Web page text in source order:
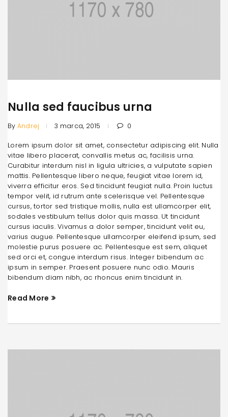
Nulla sed faucibus urna
By Andrej 3 marca, 2015 0
Lorem ipsum dolor sit amet, consectetur adipiscing elit. Nulla
vitae libero placerat, convallis metus ac, facilisis urna.
Curabitur interdum nisl in ligula ultricies, a vulputate sapien
mattis. Pellentesque libero neque, feugiat vitae lorem id,
viverra efficitur eros. Sed tincidunt feugiat nulla. Proin luctus
tempor velit, id rutrum ante scelerisque vel. Pellentesque
cursus, tortor sed tristique mollis, nulla est ullamcorper elit,
sodales vestibulum tellus dolor quis massa. Ut tincidunt
cursus iaculis. Vivamus a dolor semper, tincidunt velit eu,
varius augue. Pellentesque ullamcorper eleifend ipsum, sed
molestie purus posuere ac. Pellentesque est sem, aliquet
sed orci et, congue interdum risus. Integer bibendum ac
ipsum in semper. Praesent posuere nunc odio. Mauris
bibendum diam nibh, ac rhoncus enim tincidunt in.
Read More